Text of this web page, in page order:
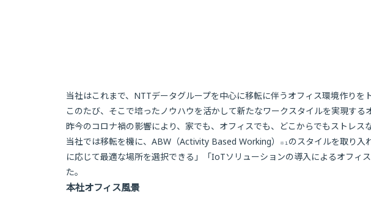
当社はこれまで、NTTデータグループを中心に移転に伴うオフィス環境作りを
このたび、そこで培ったノウハウを活かして新たなワークスタイルを実現する
昨今のコロナ禍の影響により、家でも、オフィスでも、どこからでもストレ
当社では移転を機に、ABW（Activity Based Working）
※１ のスタイルを取り入
に応じて最適な場所を選択できる」「IoTソリューションの導入によるオフィ
た。
本社オフィス風景